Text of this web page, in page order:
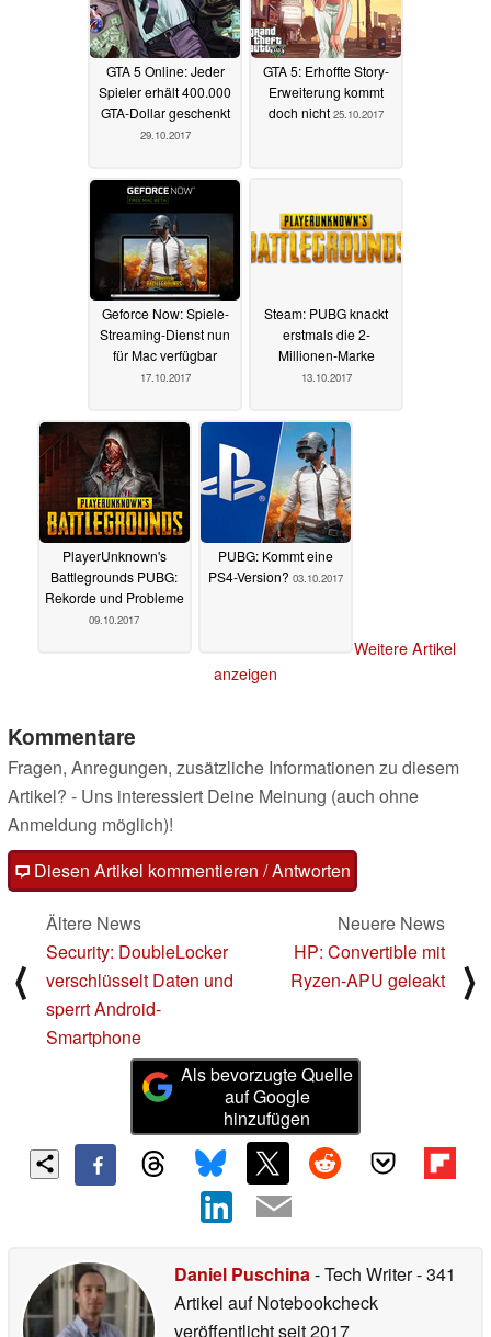
GTA 5 Online: Jeder
Spieler erhält 400.000
GTA-Dollar geschenkt
29.10.2017
GTA 5: Erhoffte Story-
Erweiterung kommt
doch nicht 25.10.2017
Geforce Now: Spiele-
Streaming-Dienst nun
für Mac verfügbar
17.10.2017
Steam: PUBG knackt
erstmals die 2-
Millionen-Marke
13.10.2017
PlayerUnknown's
Battlegrounds PUBG:
Rekorde und Probleme
09.10.2017
PUBG: Kommt eine
PS4-Version? 03.10.2017
Weitere Artikel
anzeigen
Kommentare
Fragen, Anregungen, zusätzliche Informationen zu diesem
Artikel? - Uns interessiert Deine Meinung (auch ohne
Anmeldung möglich)!
Diesen Artikel kommentieren / Antworten
⟨
Ältere News
Security: DoubleLocker
verschlüsselt Daten und
sperrt Android-
Smartphone
Neuere News
HP: Convertible mit
Ryzen-APU geleakt
⟩
Als bevorzugte Quelle
auf Google
hinzufügen
Daniel Puschina - Tech Writer- 341
Artikel auf Notebookcheck
veröffentlichtseit 2017